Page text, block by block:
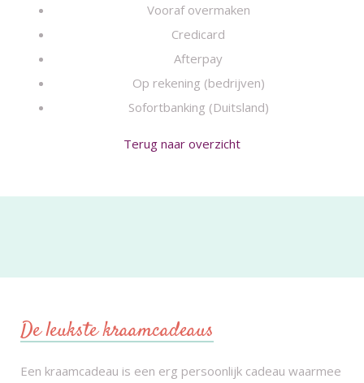
Vooraf overmaken
Credicard
Afterpay
Op rekening (bedrijven)
Sofortbanking (Duitsland)
Terug naar overzicht
De leukste kraamcadeaus
Een kraamcadeau is een erg persoonlijk cadeau waarmee